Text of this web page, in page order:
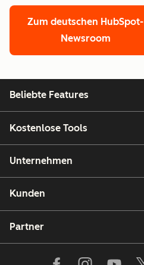
Zum deutschen HubSpot-
Newsroom
Beliebte Features
Kostenlose Tools
Unternehmen
Kunden
Partner